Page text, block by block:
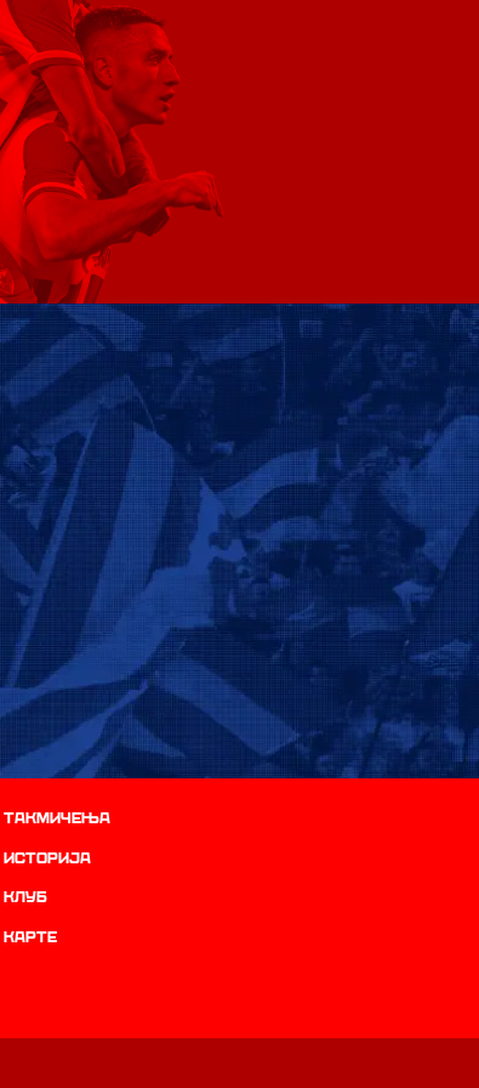
Такмичења
историја
Клуб
Карте